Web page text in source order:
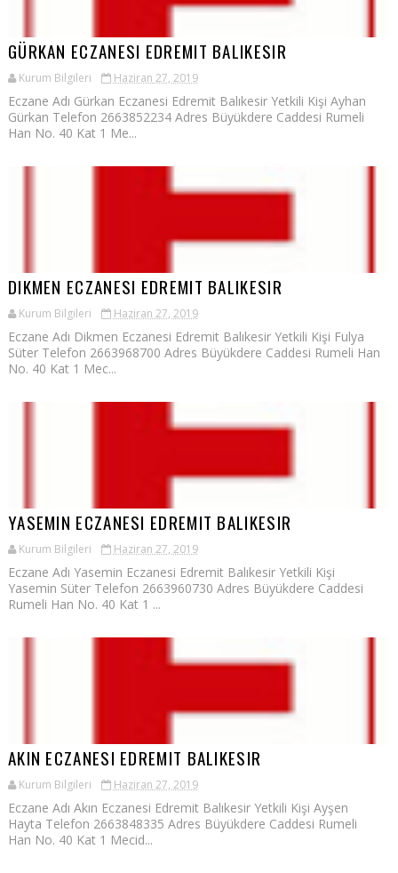
GÜRKAN ECZANESI EDREMIT BALIKESIR
Kurum Bilgileri Haziran 27, 2019
Eczane Adı Gürkan Eczanesi Edremit Balıkesir Yetkili Kişi Ayhan
Gürkan Telefon 2663852234 Adres Büyükdere Caddesi Rumeli
Han No. 40 Kat 1 Me...
DIKMEN ECZANESI EDREMIT BALIKESIR
Kurum Bilgileri Haziran 27, 2019
Eczane Adı Dikmen Eczanesi Edremit Balıkesir Yetkili Kişi Fulya
Süter Telefon 2663968700 Adres Büyükdere Caddesi Rumeli Han
No. 40 Kat 1 Mec...
YASEMIN ECZANESI EDREMIT BALIKESIR
Kurum Bilgileri Haziran 27, 2019
Eczane Adı Yasemin Eczanesi Edremit Balıkesir Yetkili Kişi
Yasemin Süter Telefon 2663960730 Adres Büyükdere Caddesi
Rumeli Han No. 40 Kat 1 ...
AKIN ECZANESI EDREMIT BALIKESIR
Kurum Bilgileri Haziran 27, 2019
Eczane Adı Akın Eczanesi Edremit Balıkesir Yetkili Kişi Ayşen
Hayta Telefon 2663848335 Adres Büyükdere Caddesi Rumeli
Han No. 40 Kat 1 Mecid...